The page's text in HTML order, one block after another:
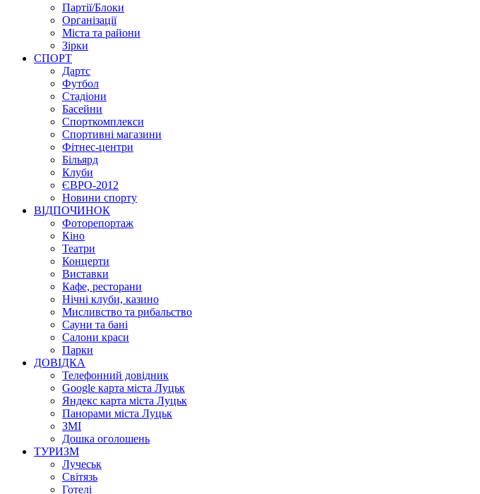
Партії/Блоки
Організації
Міста та райони
Зірки
СПОРТ
Дартс
Футбол
Стадіони
Басейни
Спорткомплекси
Спортивні магазини
Фітнес-центри
Більярд
Клуби
ЄВРО-2012
Новини спорту
ВІДПОЧИНОК
Фоторепортаж
Кіно
Театри
Концерти
Виставки
Кафе, ресторани
Нічні клуби, казино
Мисливство та рибальство
Сауни та бані
Салони краси
Парки
ДОВІДКА
Телефонний довідник
Google карта міста Луцьк
Яндекс карта міста Луцьк
Панорами міста Луцьк
ЗМІ
Дошка оголошень
ТУРИЗМ
Лучеськ
Світязь
Готелі